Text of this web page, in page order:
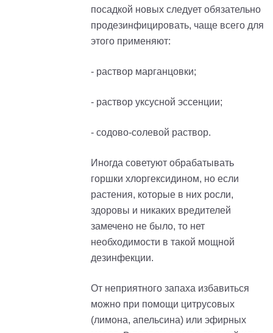
посадкой новых следует обязательно
продезинфицировать, чаще всего для
этого применяют:
- раствор марганцовки;
- раствор уксусной эссенции;
- содово-солевой раствор.
Иногда советуют обрабатывать
горшки хлоргексидином, но если
растения, которые в них росли,
здоровы и никаких вредителей
замечено не было, то нет
необходимости в такой мощной
дезинфекции.
От неприятного запаха избавиться
можно при помощи цитрусовых
(лимона, апельсина) или эфирных